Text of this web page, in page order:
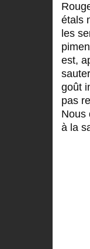
étals
les
est,
goût
pas
Nous
à la